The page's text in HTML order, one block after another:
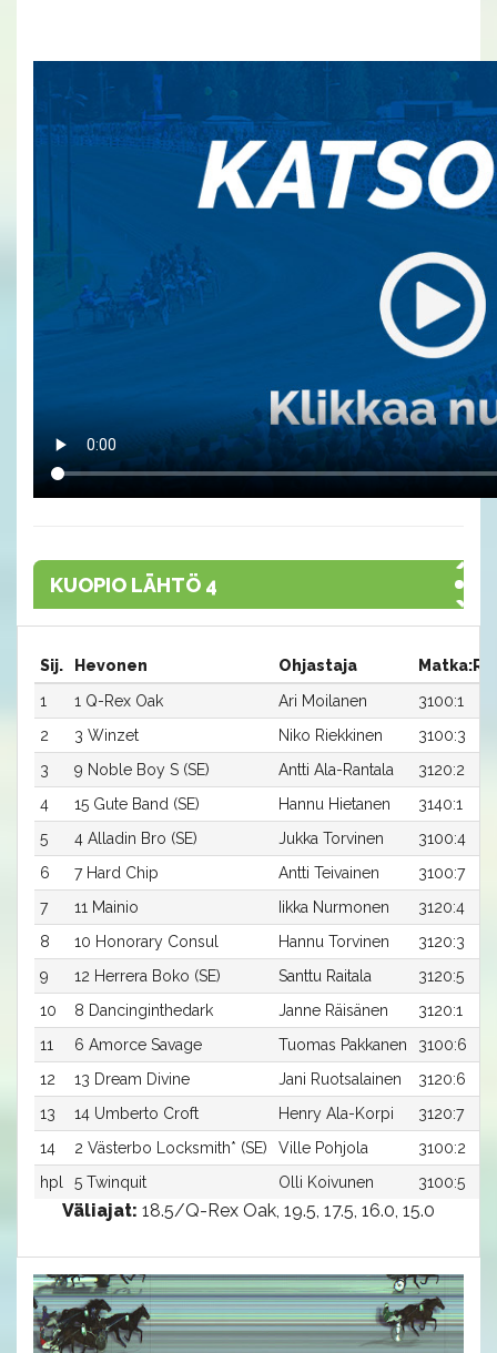
KUOPIO LÄHTÖ 4
Sij. Hevonen Ohjastaja
1
1 Q-Rex Oak Ari Moilanen
3100:1
2
3 Winzet Niko Riekkinen
3100:3
3
9 Noble Boy S (SE) Antti Ala-Rantala
3120:2
4
15 Gute Band (SE) Hannu Hietanen
3140:1
5
4 Alladin Bro (SE) Jukka Torvinen
3100:4
6
7 Hard Chip Antti Teivainen
3100:7
7
11 Mainio Iikka Nurmonen
3120:4
8
10 Honorary Consul Hannu Torvinen
3120:3
9
12 Herrera Boko (SE) Santtu Raitala
3120:5
10
8 Dancinginthedark Janne Räisänen
3120:1
11
6 Amorce Savage Tuomas Pakkanen
3100:6
12
13 Dream Divine Jani Ruotsalainen
3120:6
13
14 Umberto Croft Henry Ala-Korpi
3120:7
14
2 Västerbo Locksmith* (SE) Ville Pohjola
3100:2
hpl
5 Twinquit Olli Koivunen 3100:5
Väliajat: 18.5/Q-Rex Oak, 19.5, 17.5, 16.0, 15.0